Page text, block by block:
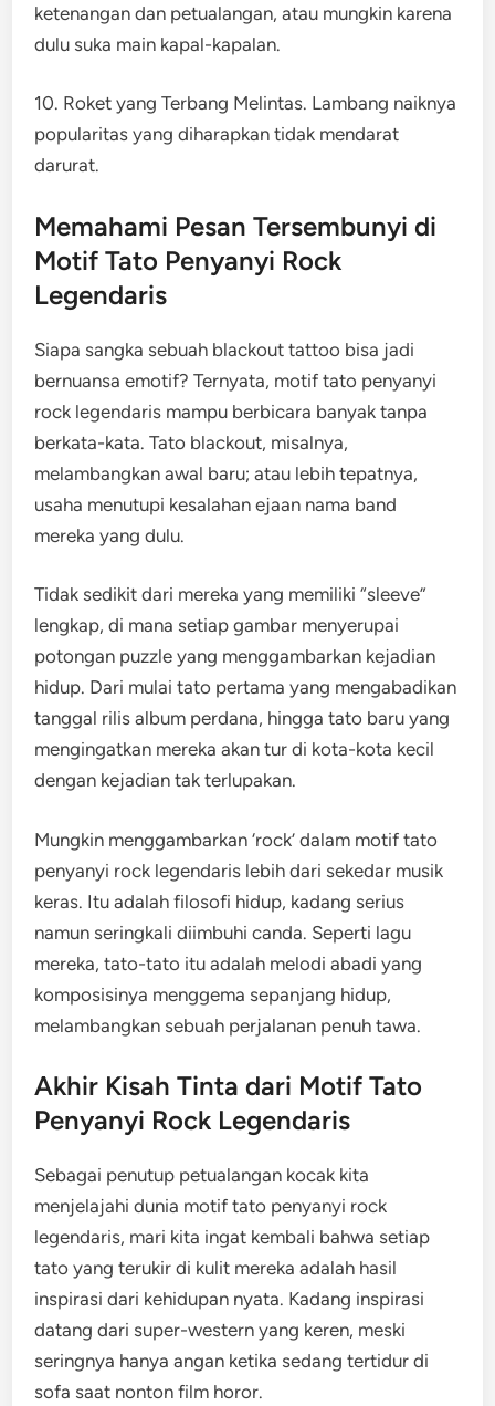
ketenangan dan petualangan, atau mungkin karena
dulu suka main kapal-kapalan.
10. Roket yang Terbang Melintas. Lambang naiknya
popularitas yang diharapkan tidak mendarat
darurat.
Memahami Pesan Tersembunyi di
Motif Tato Penyanyi Rock
Legendaris
Siapa sangka sebuah blackout tattoo bisa jadi
bernuansa emotif? Ternyata, motif tato penyanyi
rock legendaris mampu berbicara banyak tanpa
berkata-kata. Tato blackout, misalnya,
melambangkan awal baru; atau lebih tepatnya,
usaha menutupi kesalahan ejaan nama band
mereka yang dulu.
Tidak sedikit dari mereka yang memiliki “sleeve”
lengkap, di mana setiap gambar menyerupai
potongan puzzle yang menggambarkan kejadian
hidup. Dari mulai tato pertama yang mengabadikan
tanggal rilis album perdana, hingga tato baru yang
mengingatkan mereka akan tur di kota-kota kecil
dengan kejadian tak terlupakan.
Mungkin menggambarkan ‘rock’ dalam motif tato
penyanyi rock legendaris lebih dari sekedar musik
keras. Itu adalah filosofi hidup, kadang serius
namun seringkali diimbuhi canda. Seperti lagu
mereka, tato-tato itu adalah melodi abadi yang
komposisinya menggema sepanjang hidup,
melambangkan sebuah perjalanan penuh tawa.
Akhir Kisah Tinta dari Motif Tato
Penyanyi Rock Legendaris
Sebagai penutup petualangan kocak kita
menjelajahi dunia motif tato penyanyi rock
legendaris, mari kita ingat kembali bahwa setiap
tato yang terukir di kulit mereka adalah hasil
inspirasi dari kehidupan nyata. Kadang inspirasi
datang dari super-western yang keren, meski
seringnya hanya angan ketika sedang tertidur di
sofa saat nonton film horor.